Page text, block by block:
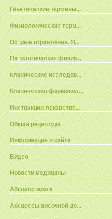
Генетические термины...
Физиологические терм...
Острые отравления. Я...
Патологическая физио...
Клинические исследов...
Клиническая фармакол...
Инструкции лекарстве...
Общая рецептура
Информация о сайте
Видео
Новости медицины
Абсцесс мозга
Абсцессы височной до...